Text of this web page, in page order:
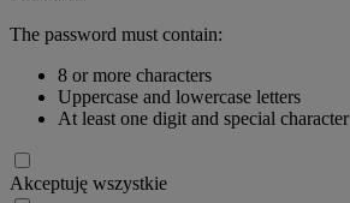
The password must contain:
8 or more characters
Uppercase and lowercase letters
At least one digit and special character
Akceptuję wszystkie